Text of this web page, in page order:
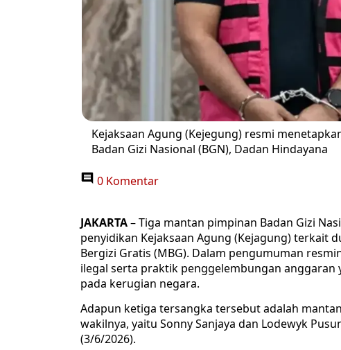
Kejaksaan Agung (Kejegung) resmi
Badan Gizi Nasional (BGN), Dadan Hindayana
0 Komentar
JAKARTA– Tiga mantan pimpinan Badan Gizi
penyidikan Kejaksaan Agung (Kejagung) terkait
Bergizi Gratis (MBG). Dalam pengumuman
ilegal serta praktik penggelembungan
pada kerugian negara.
Adapun ketiga tersangka tersebut adalah
wakilnya, yaitu Sonny Sanjaya dan Lodewyk
(3/6/2026).